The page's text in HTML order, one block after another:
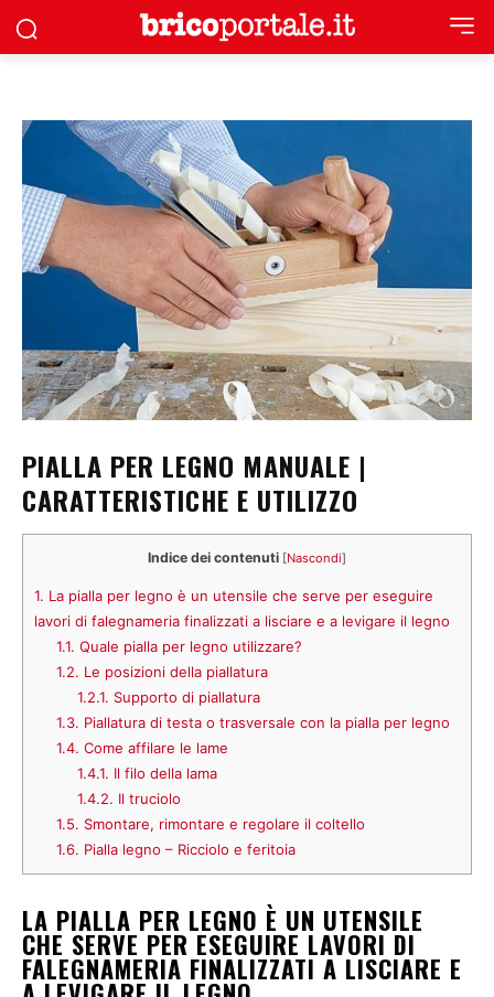
PIALLA PER LEGNO MANUALE |
CARATTERISTICHE E UTILIZZO
Indice dei contenuti [Nascondi]
1. La pialla per legno è un utensile che serve per eseguire
lavori di falegnameria finalizzati a lisciare e a levigare il legno
1.1. Quale pialla per legno utilizzare?
1.2. Le posizioni della piallatura
1.2.1. Supporto di piallatura
1.3. Piallatura di testa o trasversale con la pialla per legno
1.4. Come affilare le lame
1.4.1. Il filo della lama
1.4.2. Il truciolo
1.5. Smontare, rimontare e regolare il coltello
1.6. Pialla legno – Ricciolo e feritoia
LA PIALLA PER LEGNO È UN UTENSILE
CHE SERVE PER ESEGUIRE LAVORI DI
FALEGNAMERIA FINALIZZATI A LISCIARE E